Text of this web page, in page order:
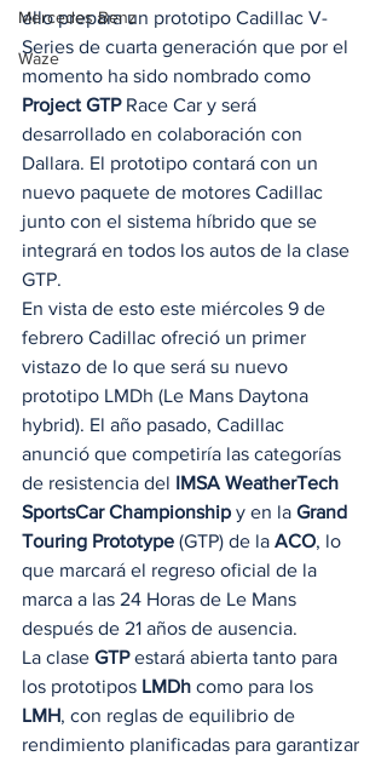
Mercedes Benz
Waze
ello prepara un prototipo Cadillac V-
Series de cuarta generación que por el
momento ha sido nombrado como
Project GTP Race Car y será
desarrollado en colaboración con
Dallara. El prototipo contará con un
nuevo paquete de motores Cadillac
junto con el sistema híbrido que se
integrará en todos los autos de la clase
GTP.
En vista de esto este miércoles 9 de
febrero Cadillac ofreció un primer
vistazo de lo que será su nuevo
prototipo LMDh (Le Mans Daytona
hybrid). El año pasado, Cadillac
anunció que competiría las categorías
de resistencia del IMSA WeatherTech
SportsCar Championship y en la Grand
Touring Prototype (GTP) de la ACO, lo
que marcará el regreso oficial de la
marca a las 24 Horas de Le Mans
después de 21 años de ausencia.
La clase GTP estará abierta tanto para
los prototipos LMDh como para los
LMH, con reglas de equilibrio de
rendimiento planificadas para garantizar